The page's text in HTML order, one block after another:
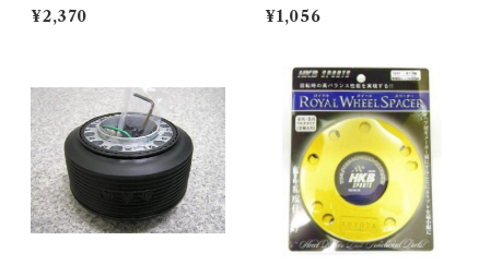
可 ロイヤルホイールスペーサー
マツダ・ミツビシ用 3ミリ【M67
¥2,370
可 ホーンボタンオリジナル/ブラ
ック 【HB-11】
¥1,056